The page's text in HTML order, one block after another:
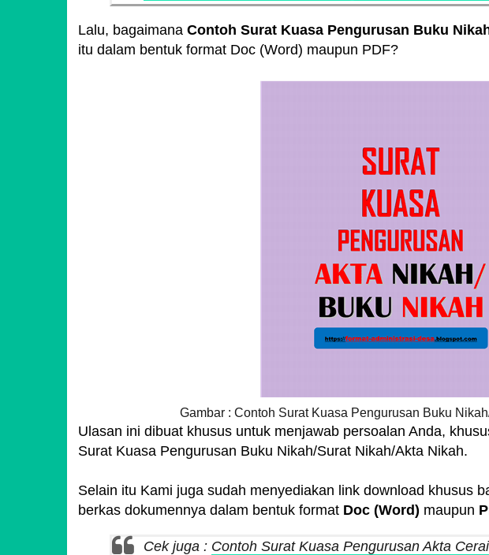
Lalu, bagaimana Contoh Surat Kuasa Pengurusan Buku
itu dalam bentuk format Doc (Word) maupun PDF?
Gambar : Contoh Surat Kuasa Pengurusan Buku
Ulasan ini dibuat khusus untuk menjawab persoalan Anda,
Surat Kuasa Pengurusan Buku Nikah/Surat Nikah/Akta Nikah.
Selain itu Kami juga sudah menyediakan link download khusus
berkas dokumennya dalam bentuk format Doc (Word) maupun
Cek juga : Contoh Surat Kuasa Pengurusan Akta Cerai